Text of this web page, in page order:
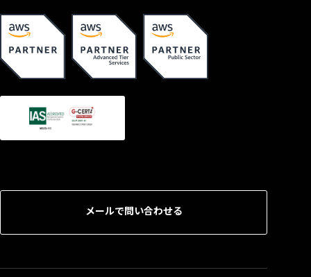
メールで問い合わせる